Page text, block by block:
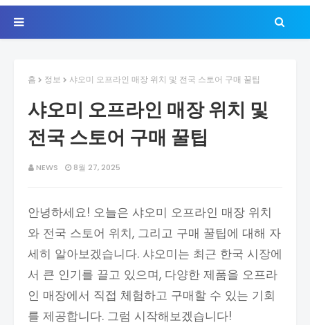
홈 정보 샤오미 오프라인 매장 위치 및 전국 스토어 구매 꿀팁
샤오미 오프라인 매장 위치 및
전국 스토어 구매 꿀팁
NEWS 8월 27, 2025
안녕하세요! 오늘은 샤오미 오프라인 매장 위치
와 전국 스토어 위치, 그리고 구매 꿀팁에 대해 자
세히 알아보겠습니다. 샤오미는 최근 한국 시장에
서 큰 인기를 끌고 있으며, 다양한 제품을 오프라
인 매장에서 직접 체험하고 구매할 수 있는 기회
를 제공합니다. 그럼 시작해보겠습니다!